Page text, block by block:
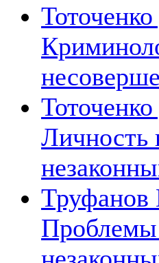
Личность
Проблемы